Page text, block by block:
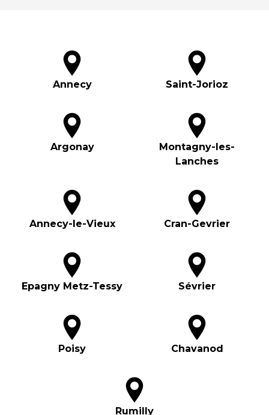
Annecy Saint-Jorioz
Argonay
Montagny-les-
Lanches
Annecy-le-Vieux Cran-Gevrier
Epagny Metz-Tessy Sévrier
Poisy Chavanod
Rumilly